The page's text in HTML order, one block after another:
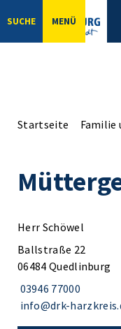
SUCHE MENÜ
Startseite Familie
Herr Schöwel
Ballstraße 22
06484 Quedlinburg
03946 77000
info@drk-